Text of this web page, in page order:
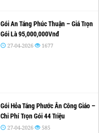
Gói An Táng Phúc Thuận – Giá Trọn
Gói Là 95,000,000Vnđ
27-04-2026 1677
Gói Hỏa Táng Phước Ân Công Giáo –
Chi Phí Trọn Gói 44 Triệu
27-04-2026 585